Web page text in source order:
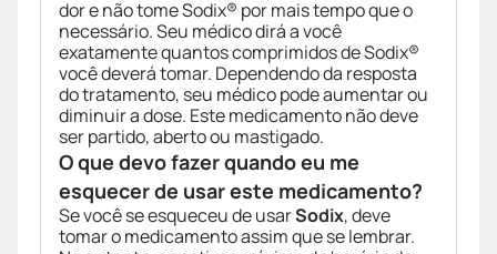
dor e não tome Sodix® por mais tempo que o
necessário. Seu médico dirá a você
exatamente quantos comprimidos de Sodix®
você deverá tomar. Dependendo da resposta
do tratamento, seu médico pode aumentar ou
diminuir a dose. Este medicamento não deve
ser partido, aberto ou mastigado.
O que devo fazer quando eu me
esquecer de usar este medicamento?
Se você se esqueceu de usarSodix, deve
tomar o medicamento assim que se lembrar.